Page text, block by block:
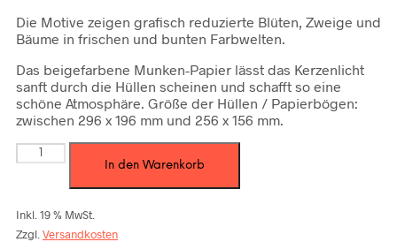
Die Motive zeigen grafisch reduzierte Blüten, Zweige und
Bäume in frischen und bunten Farbwelten.
Das beigefarbene Munken-Papier lässt das Kerzenlicht
sanft durch die Hüllen scheinen und schafft so eine
schöne Atmosphäre. Größe der Hüllen / Papierbögen:
zwischen 296 x 196 mm und 256 x 156 mm.
Lichthüllen
„Blüten
Menge
In den Warenkorb
Inkl. 19 % MwSt.
Zzgl. Versandkosten